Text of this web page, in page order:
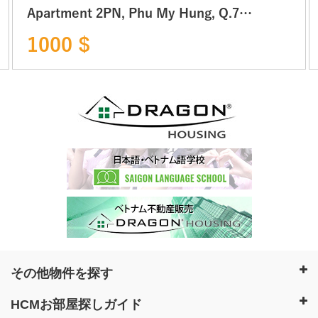
Apartment 2PN, Phu My Hung, Q.7
TP.HCM
1000 $
その他物件を探す
HCMお部屋探しガイド